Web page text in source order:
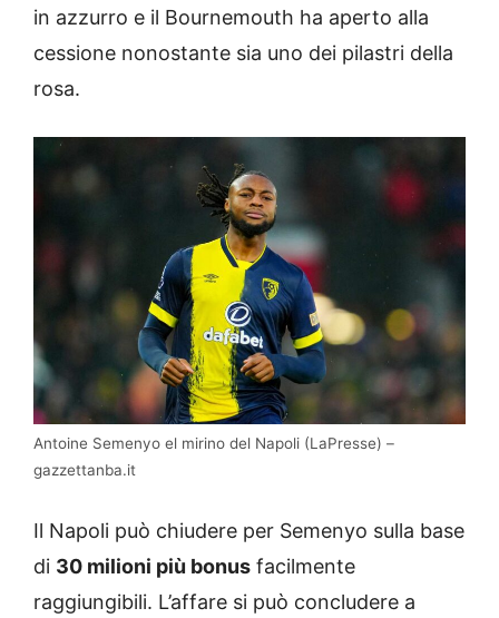
in azzurro e il Bournemouth ha aperto alla
cessione nonostante sia uno dei pilastri della
rosa.
Antoine Semenyo el mirino del Napoli (LaPresse) –
gazzettanba.it
Il Napoli può chiudere per Semenyo sulla base
di 30 milioni più bonus facilmente
raggiungibili. L’affare si può concludere a